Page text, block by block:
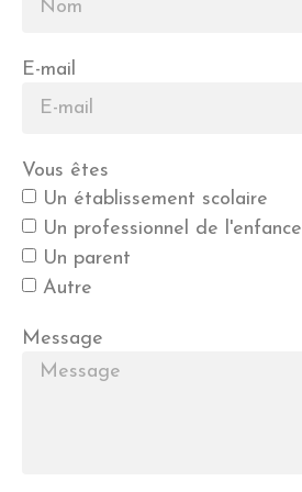
E-mail
Vous êtes
Un établissement scolaire
Un professionnel de l'enfance
Un parent
Autre
Message